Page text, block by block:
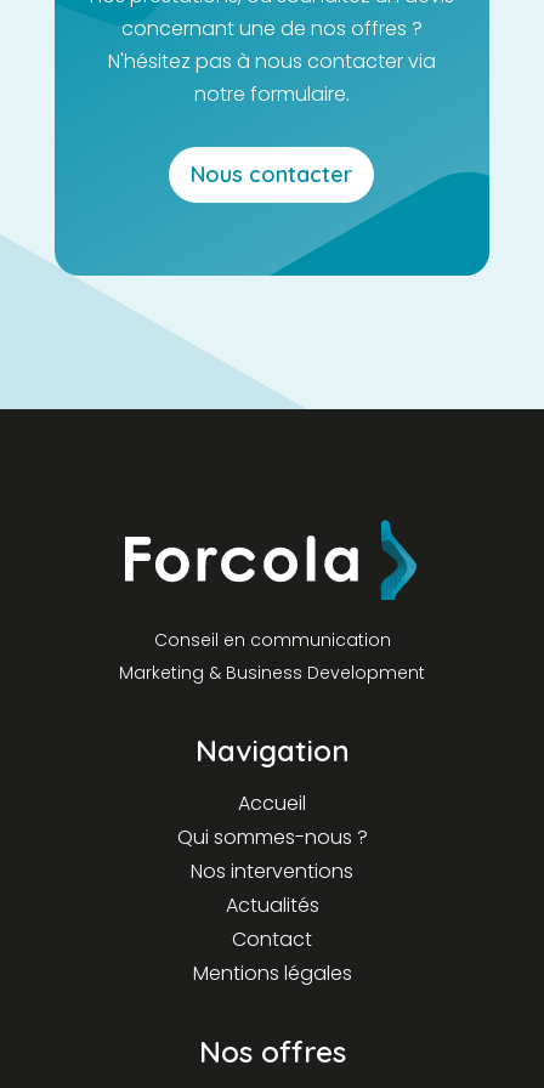
concernant une de nos offres ?
N'hésitez pas à nous contacter via
notre formulaire.
Nous contacter
Conseil en communication
Marketing & Business Development
Navigation
Accueil
Qui sommes-nous ?
Nos interventions
Actualités
Contact
Mentions légales
Nos offres